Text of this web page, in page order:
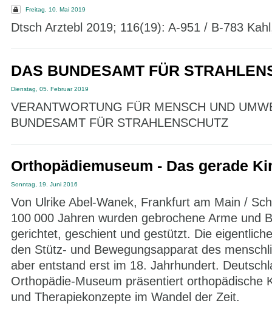
Freitag, 10. Mai 2019
Dtsch Arztebl 2019; 116(19): A-951 / B-783
DAS BUNDESAMT FÜR
Dienstag, 05. Februar 2019
VERANTWORTUNG FÜR MENSCH UND
BUNDESAMT FÜR STRAHLENSCHUTZ
Orthopädiemuseum - Das gerade
Sonntag, 19. Juni 2016
Von Ulrike Abel-Wanek, Frankfurt am Main /
100 000 Jahren wurden gebrochene Arme und
gerichtet, geschient und gestützt. Die
den Stütz- und Bewegungsapparat des
aber entstand erst im 18. Jahrhundert.
Orthopädie-Museum präsentiert orthopädische
und Therapiekonzepte im Wandel der Zeit.